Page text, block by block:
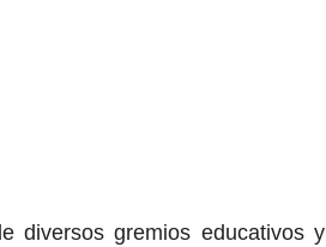
diversos gremios educativos y